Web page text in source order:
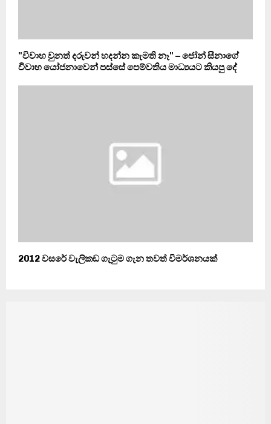
"විවාහ වුනත් දරුවන් හදන්න කැමති නෑ" – ජෝන් සීනාගේ
විවාහ යෝජනාවෙන් පස්සේ පෙම්වතිය මාධ්‍යයට කියපු දේ
2012 වසරේ වැලිකඩ ගැටුම ගැන තවත් විමර්ශනයක්